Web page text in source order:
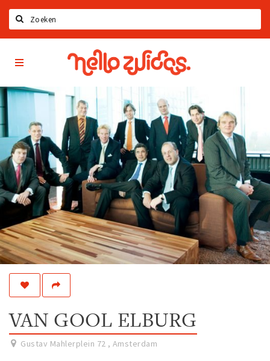
Home
Latest news
Upcoming events
Zuidas Jobs
Offers & Deals
Restaurants
Bars
Hotels
Shops
Live
Work
Travel
Sports & leisure
Hello
Zuidas
App
VAN GOOL ELBURG
Gustav Mahlerplein 72 ,Amsterdam